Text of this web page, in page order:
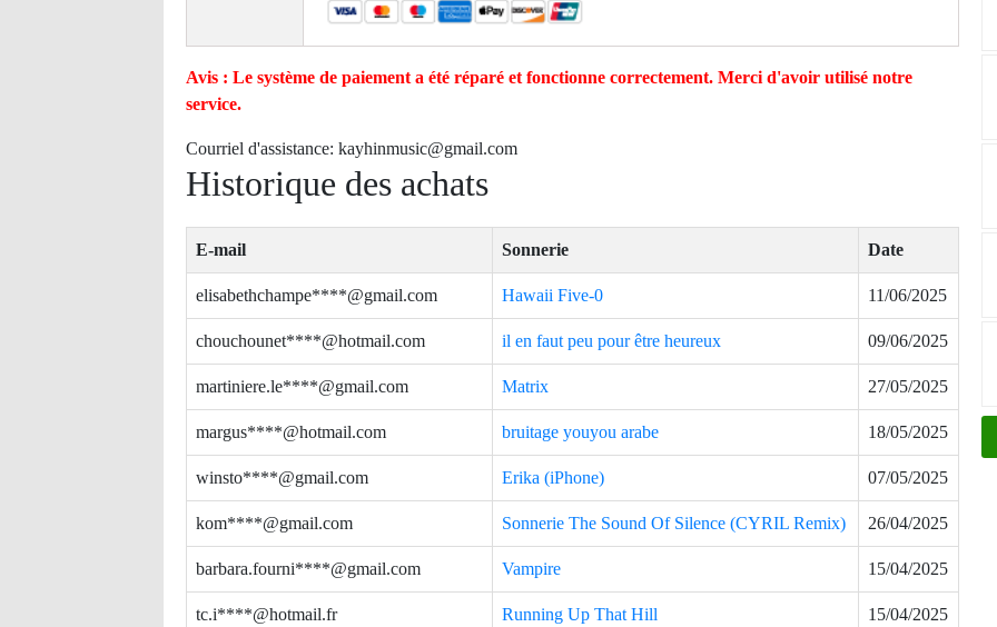
Avis : Le système de paiement a été réparé et fonctionne correctement. Merci d'avoir utilisé notre
service.
Courriel d'assistance: kayhinmusic@gmail.com
Historique des achats
E-mail Sonnerie Date
elisabethchampe****@gmail.com Hawaii Five-0 11/06/2025
chouchounet****@hotmail.com il en faut peu pour être heureux 09/06/2025
martiniere.le****@gmail.com Matrix 27/05/2025
margus****@hotmail.com bruitage youyou arabe 18/05/2025
winsto****@gmail.com Erika (iPhone) 07/05/2025
kom****@gmail.com Sonnerie The Sound Of Silence (CYRIL Remix) 26/04/2025
barbara.fourni****@gmail.com Vampire 15/04/2025
tc.i****@hotmail.fr Running Up That Hill 15/04/2025